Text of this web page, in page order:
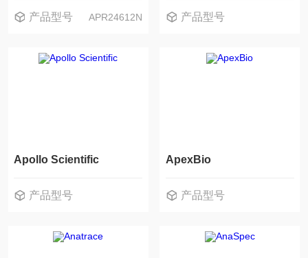
产品型号 APR24612N 产品型号
Apollo Scientific
产品型号
ApexBio
产品型号